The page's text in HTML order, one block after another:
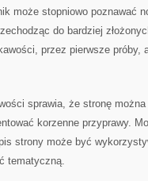
może stopniowo poznawać
do bardziej
przez pierwsze próby,
sprawia, że stronę
korzenne przyprawy.
strony może być
tematyczną.